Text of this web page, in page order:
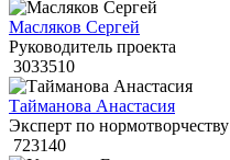
Масляков Сергей
Руководитель проекта
3033510
Тайманова Анастасия
Эксперт по нормотворчеству
723140